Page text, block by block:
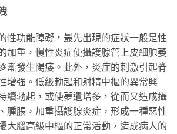
性功能障礙，最先出現的症狀一般是性
加重，慢性炎症使攝護腺管上皮細胞萎
漸發生陽痿。此外，炎症的刺激引起脊
增強。低級勃起和射精中樞的異常興
續勃起，或使夢遺增多，從而又造成攝
腫脹，加重攝護腺炎症，形成一種惡性
大腦高級中樞的正常活動，造成病人的